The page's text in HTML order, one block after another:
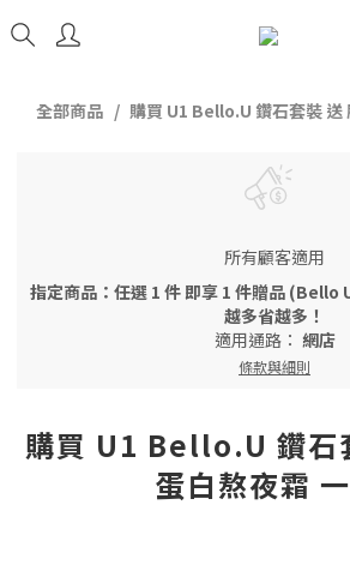
全部商品 購買 U1 Bello.U 鑽石套裝 送
所有顧客適用
指定商品：任選 1 件 即享 1 件贈品 (Bello
越多省越多！
適用通路： 網店
條款與細則
購買 U1 Bello.U 鑽石
蛋白熬夜霜